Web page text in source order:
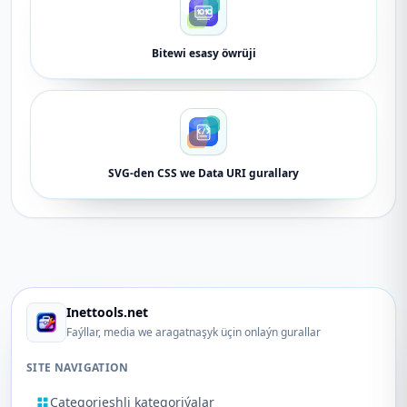
Bitewi esasy öwrüji
SVG-den CSS we Data URI gurallary
Inettools.net
Faýllar, media we aragatnaşyk üçin onlaýn gurallar
SITE NAVIGATION
Categorieshli kategoriýalar